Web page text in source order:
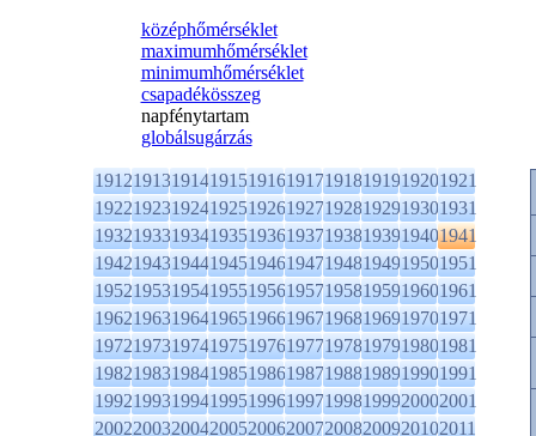
középhőmérséklet
maximumhőmérséklet
minimumhőmérséklet
csapadékösszeg
napfénytartam
globálsugárzás
1912191319141915191619171918191919201921
1922192319241925192619271928192919301931
1932193319341935193619371938193919401941
1942194319441945194619471948194919501951
1952195319541955195619571958195919601961
1962196319641965196619671968196919701971
1972197319741975197619771978197919801981
1982198319841985198619871988198919901991
1992199319941995199619971998199920002001
2002200320042005200620072008200920102011